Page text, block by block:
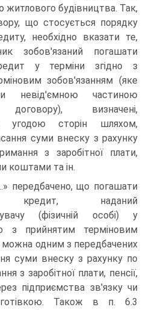
житлового будівництва. Так,
що стосується порядку
необхідно вказати те,
зобов'язаний погашати
у терміни згідно з
зобов'язанням (яке
невід'ємною частиною
договору), визначені,
угодою сторін шляхом,
суми внеску з рахунку
з заробітної плати,
коштами та ін.
передбачено, що погашати
кредит, наданий
(фізичній особі) у
з прийнятим терміновим
можна одним з передбачених
суми внеску з рахунку по
з заробітної плати, пенсії,
підприємства зв'язку чи
готівкою. Також в п. 6.3